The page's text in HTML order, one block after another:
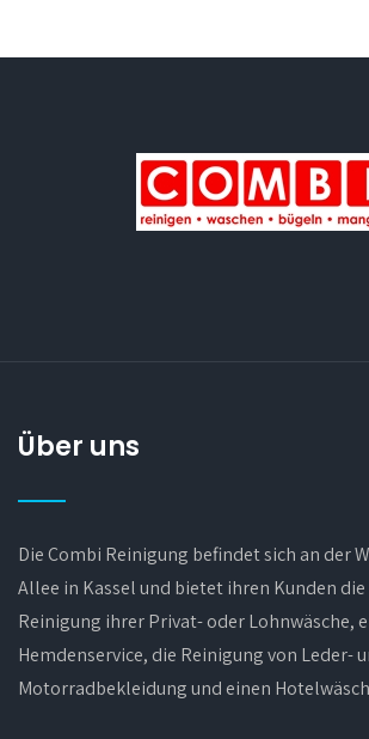
Über uns
Die Combi Reinigung befindet sich an der
Allee in Kassel und bietet ihren Kunden
Reinigung ihrer Privat- oder Lohnwäsche,
Hemdenservice, die Reinigung von Leder-
Motorradbekleidung und einen